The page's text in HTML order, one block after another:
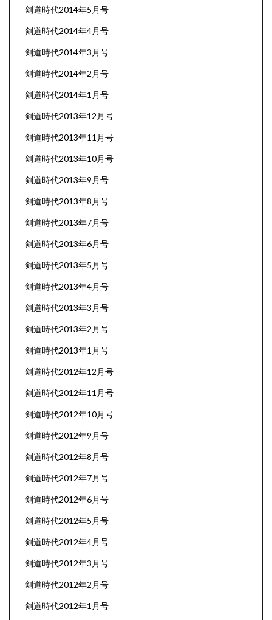
剣道時代2014年5月号
剣道時代2014年4月号
剣道時代2014年3月号
剣道時代2014年2月号
剣道時代2014年1月号
剣道時代2013年12月号
剣道時代2013年11月号
剣道時代2013年10月号
剣道時代2013年9月号
剣道時代2013年8月号
剣道時代2013年7月号
剣道時代2013年6月号
剣道時代2013年5月号
剣道時代2013年4月号
剣道時代2013年3月号
剣道時代2013年2月号
剣道時代2013年1月号
剣道時代2012年12月号
剣道時代2012年11月号
剣道時代2012年10月号
剣道時代2012年9月号
剣道時代2012年8月号
剣道時代2012年7月号
剣道時代2012年6月号
剣道時代2012年5月号
剣道時代2012年4月号
剣道時代2012年3月号
剣道時代2012年2月号
剣道時代2012年1月号